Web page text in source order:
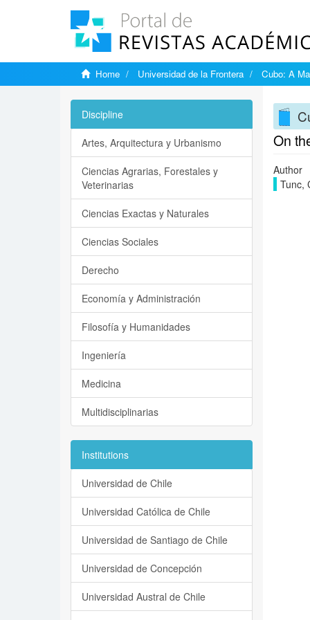
Home Universidad de la Frontera Cubo: A
On
Author
Tunc,
Discipline
Artes, Arquitectura y Urbanismo
Ciencias Agrarias, Forestales y
Veterinarias
Ciencias Exactas y Naturales
Ciencias Sociales
Derecho
Economía y Administración
Filosofía y Humanidades
Ingeniería
Medicina
Multidisciplinarias
Institutions
Universidad de Chile
Universidad Católica de Chile
Universidad de Santiago de Chile
Universidad de Concepción
Universidad Austral de Chile